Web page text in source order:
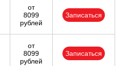
от
8099
рублей
Записаться
от
8099
рублей
Записаться